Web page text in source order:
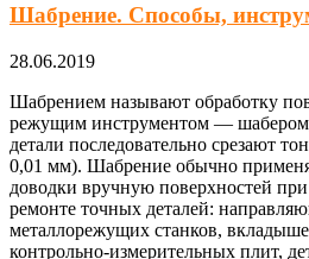
Шабрение. Способы,
28.06.2019
Шабрением называют обработку
режущим инструментом —
детали последовательно срезают
0,01 мм). Шабрение обычно
доводки вручную поверхностей
ремонте точных деталей:
металлорежущих станков,
контрольно-измерительных плит,